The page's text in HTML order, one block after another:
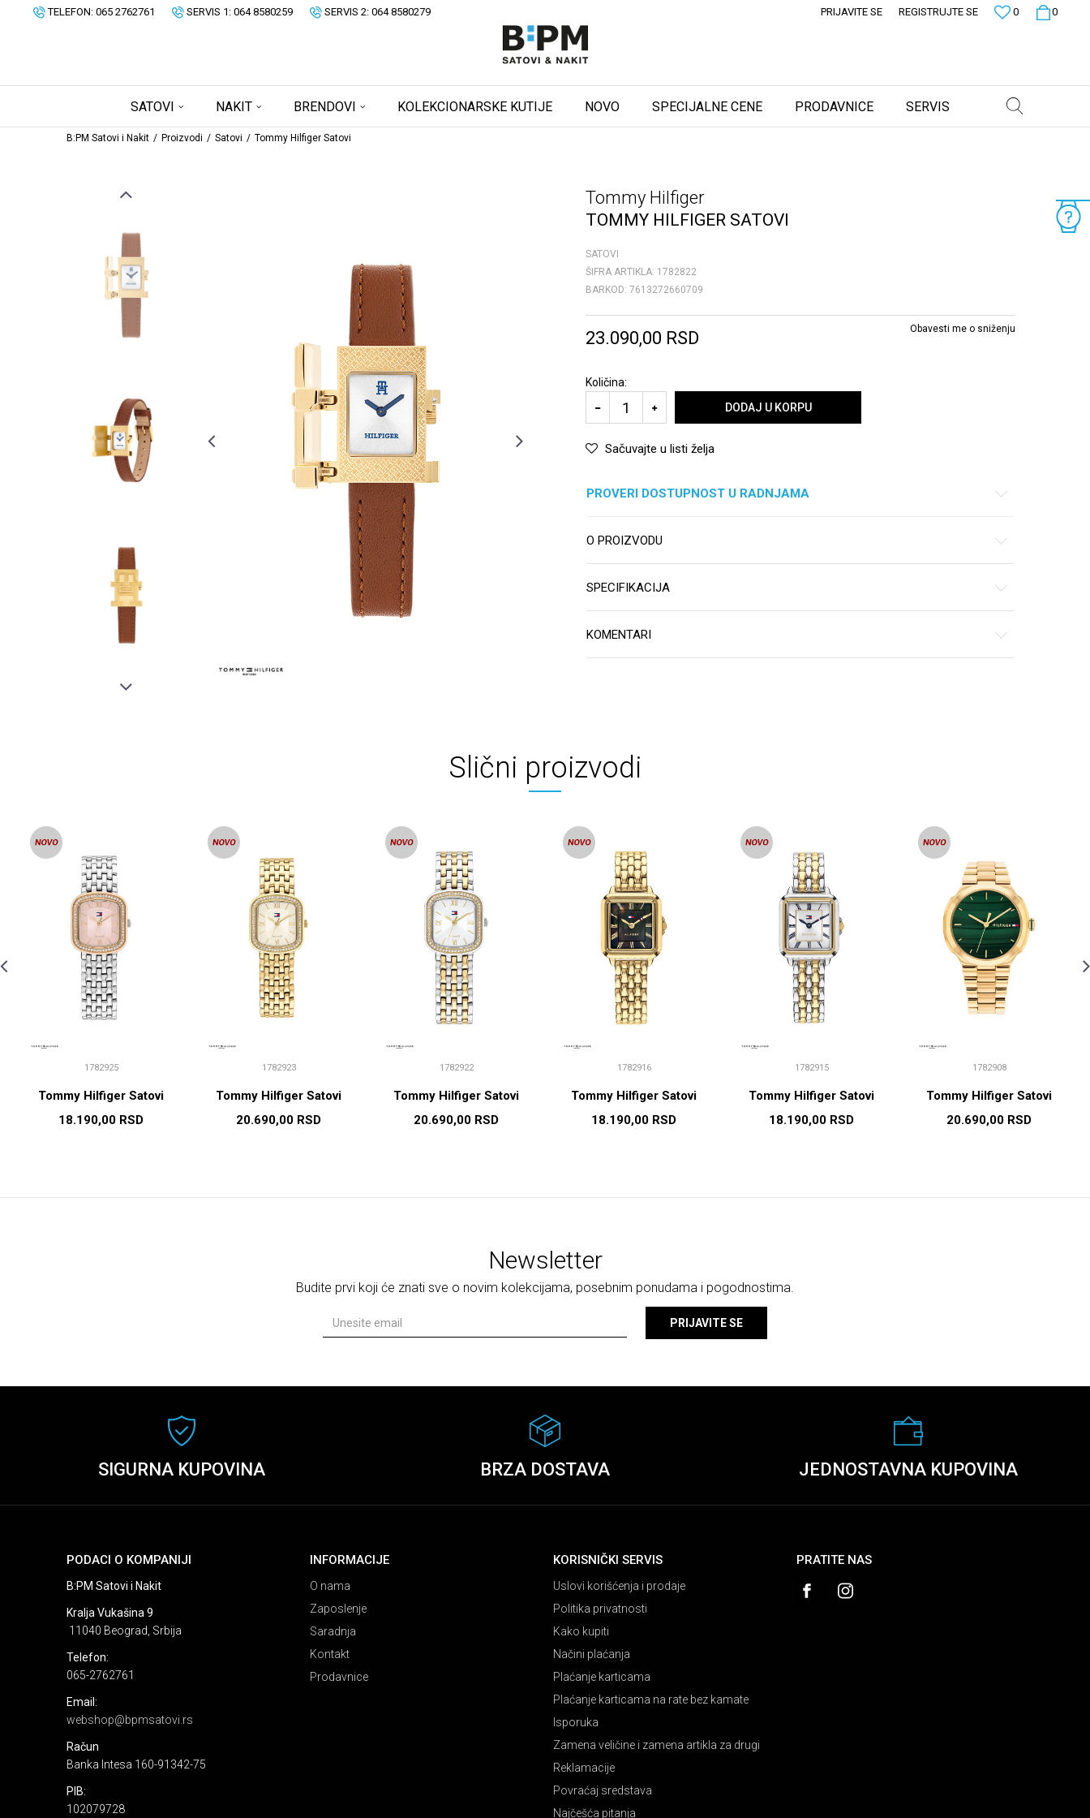
TELEFON: 065 2762761 SERVIS 1: 064 8580259 SERVIS 2: 064 8580279 0
0
PRIJAVITE SE REGISTRUJTE SE
SATOVI NAKIT BRENDOVI KOLEKCIONARSKE KUTIJE NOVO SPECIJALNE CENE PRODAVNICE SERVIS
B:PM Satovi i Nakit Proizvodi Satovi Tommy Hilfiger Satovi
Tommy Hilfiger
TOMMY HILFIGER SATOVI
SATOVI
ŠIFRA ARTIKLA: 1782822
BARKOD: 7613272660709
23.090,00 RSD Obavesti me o sniženju
Količina:
DODAJ U KORPU
Sačuvajte u listi želja
PROVERI DOSTUPNOST U RADNJAMA
O PROIZVODU
SPECIFIKACIJA
KOMENTARI
Slični proizvodi
1782925
Tommy Hilfiger Satovi
18.190,00 RSD
1782923
Tommy Hilfiger Satovi
20.690,00 RSD
1782922
Tommy Hilfiger Satovi
20.690,00 RSD
1782916
Tommy Hilfiger Satovi
18.190,00 RSD
1782915
Tommy Hilfiger Satovi
18.190,00 RSD
1782908
Tommy Hilfiger Satovi
20.690,00 RSD
Newsletter
Budite prvi koji će znati sve o novim kolekcijama, posebnim ponudama i pogodnostima.
PRIJAVITE SE
SIGURNA KUPOVINA BRZA DOSTAVA JEDNOSTAVNA KUPOVINA
PODACI O KOMPANIJI
B:PM Satovi i Nakit
Kralja Vukašina 9
11040 Beograd, Srbija
Telefon:
065-2762761
Email:
webshop@bpmsatovi.rs
Račun
Banka Intesa 160-91342-75
PIB:
102079728
INFORMACIJE
O nama
Zaposlenje
Saradnja
Kontakt
Prodavnice
KORISNIČKI SERVIS
Uslovi korišćenja i prodaje
Politika privatnosti
Kako kupiti
Načini plaćanja
Plaćanje karticama
Plaćanje karticama na rate bez kamate
Isporuka
Zamena veličine i zamena artikla za drugi
Reklamacije
Povraćaj sredstava
Najčešća pitanja
PRATITE NAS